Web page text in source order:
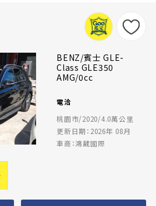
BENZ/賓士 GLE-
Class GLE350
AMG/0cc
電洽
桃園市/2020/4.0萬公里
更新日期：2026年 08月
車商：鴻葳國際